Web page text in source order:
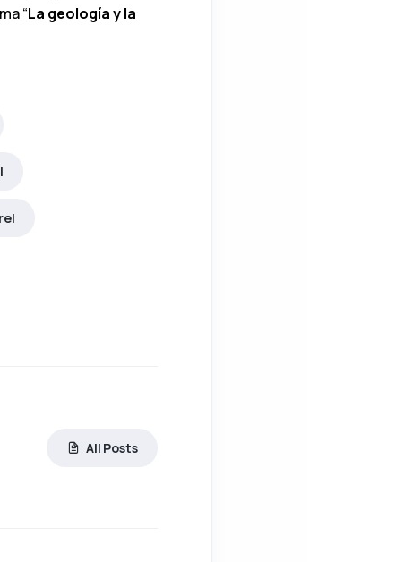
“La geología y la
de materiales endógenos en la construcción
All Posts